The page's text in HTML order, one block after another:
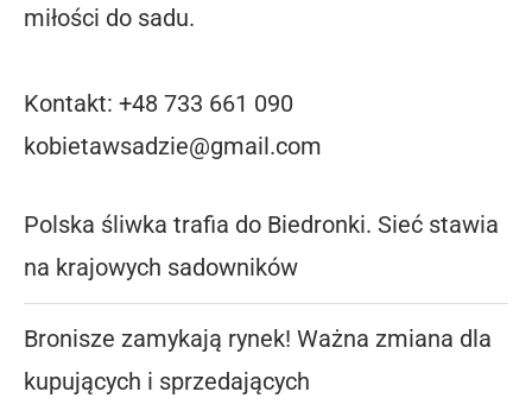
miłości do sadu.
Kontakt: +48 733 661 090
kobietawsadzie@gmail.com
Polska śliwka trafia do Biedronki. Sieć stawia
na krajowych sadowników
Bronisze zamykają rynek! Ważna zmiana dla
kupujących i sprzedających